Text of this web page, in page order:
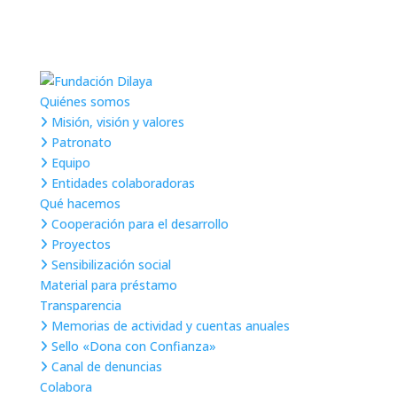
Quiénes somos
Misión, visión y valores
Patronato
Equipo
Entidades colaboradoras
Qué hacemos
Cooperación para el desarrollo
Proyectos
Sensibilización social
Material para préstamo
Transparencia
Memorias de actividad y cuentas anuales
Sello «Dona con Confianza»
Canal de denuncias
Colabora